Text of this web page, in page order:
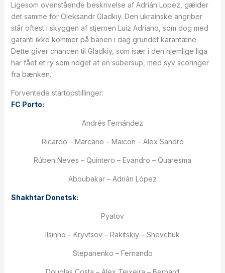
Ligesom ovenstående beskrivelse af Adrián Lopez, gælder
det samme for Oleksandr Gladkiy. Den ukrainske angriber
står oftest i skyggen af stjernen Luiz Adriano, som dog med
garanti ikke kommer på banen i dag grundet karantæne.
Dette giver chancen til Gladkiy, som især i den hjemlige liga
har fået et ry som noget af en subersup, med syv scoringer
fra bænken.
Forventede startopstillinger:
FC Porto:
Andrés Fernández
Ricardo – Marcano – Maicon – Alex Sandro
Rúben Neves – Quintero – Evandro – Quaresma
Aboubakar – Adrián López
Shakhtar Donetsk:
Pyatov
Ilsinho – Kryvtsov – Rakitskiy – Shevchuk
Stepanenko – Fernando